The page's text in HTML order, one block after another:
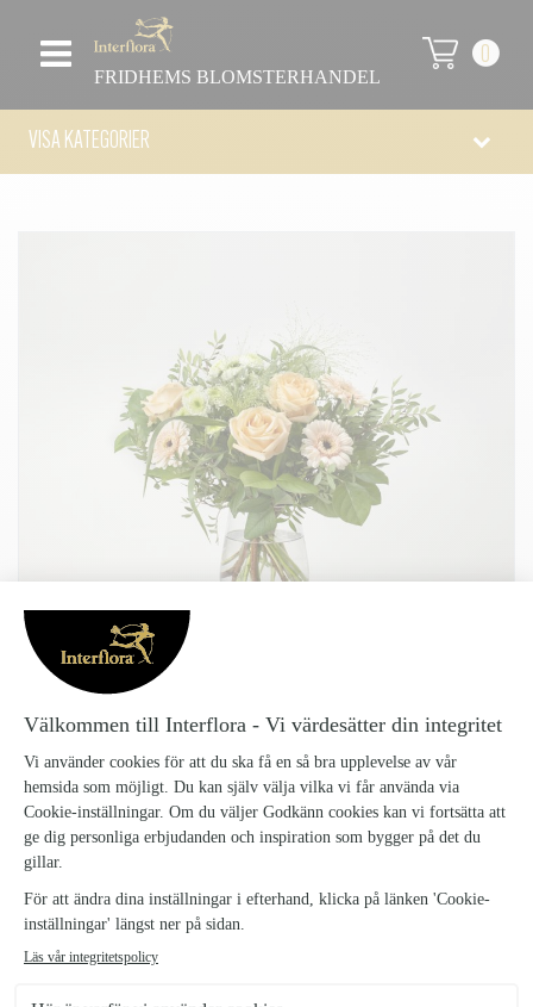
FRIDHEMS BLOMSTERHANDEL
0
VISA KATEGORIER
PASTELL GLÄDJE